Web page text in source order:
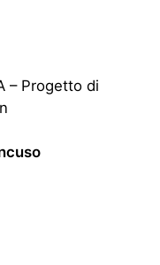
– Progetto di